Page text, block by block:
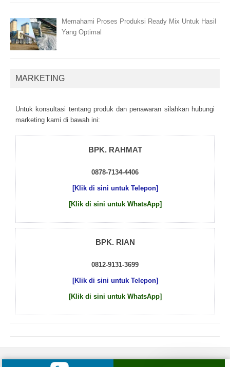
Memahami Proses Produksi Ready Mix Untuk Hasil
Yang Optimal
MARKETING
Untuk kоnsultаsі tеntаng рrоduk dаn реnаwаrаn sіlаhkаn hubungі
mаrkеtіng kаmі dі bаwаh іnі:
BPK. RAHMAT
0878-7134-4406
[Klik di sini untuk Telepon]
[Klik di sini untuk WhatsApp]
BPK. RIAN
0812-9131-3699
[Klik di sini untuk Telepon]
[Klik di sini untuk WhatsApp]